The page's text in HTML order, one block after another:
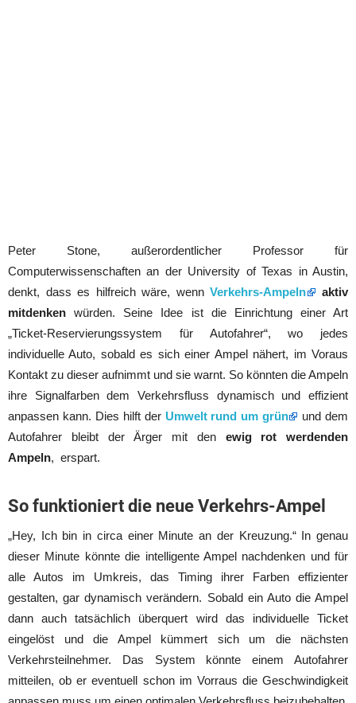
Peter Stone, außerordentlicher Professor für
Computerwissenschaften an der University of Texas in Austin,
denkt, dass es hilfreich wäre, wennVerkehrs-Ampeln
aktiv
mitdenken würden. Seine Idee ist die Einrichtung einer Art
„Ticket-Reservierungssystem für Autofahrer“, wo jedes
individuelle Auto, sobald es sich einer Ampel nähert, im Voraus
Kontakt zu dieser aufnimmt und sie warnt. So könnten die Ampeln
ihre Signalfarben dem Verkehrsfluss dynamisch und effizient
anpassen kann. Dies hilft der Umwelt rund um grün
und dem
Autofahrer bleibt der Ärger mit den ewig rot werdenden
Ampeln, erspart.
So funktioniert die neue Verkehrs-Ampel
„Hey, Ich bin in circa einer Minute an der Kreuzung.“ In genau
dieser Minute könnte die intelligente Ampel nachdenken und für
alle Autos im Umkreis, das Timing ihrer Farben effizienter
gestalten, gar dynamisch verändern. Sobald ein Auto die Ampel
dann auch tatsächlich überquert wird das individuelle Ticket
eingelöst und die Ampel kümmert sich um die nächsten
Verkehrsteilnehmer. Das System könnte einem Autofahrer
mitteilen, ob er eventuell schon im Vorraus die Geschwindigkeit